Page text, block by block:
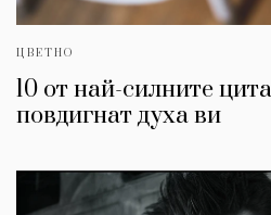
ЦВЕТНО
10 от най-силните
повдигнат духa ви